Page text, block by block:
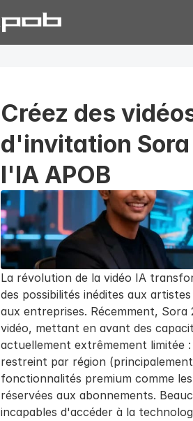
Créez des
d'invitation
l'IA APOB
La révolution de la vidéo IA
des possibilités inédites aux
aux entreprises. Récemment,
vidéo, mettant en avant des
actuellement extrêmement limitée
restreint par région
fonctionnalités premium comme
réservées aux abonnements.
incapables d'accéder à la